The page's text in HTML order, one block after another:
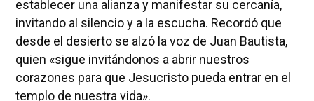
establecer una alianza y manifestar su cercanía,
invitando al silencio y a la escucha. Recordó que
desde el desierto se alzó la voz de Juan Bautista,
quien «sigue invitándonos a abrir nuestros
corazones para que Jesucristo pueda entrar en el
templo de nuestra vida».